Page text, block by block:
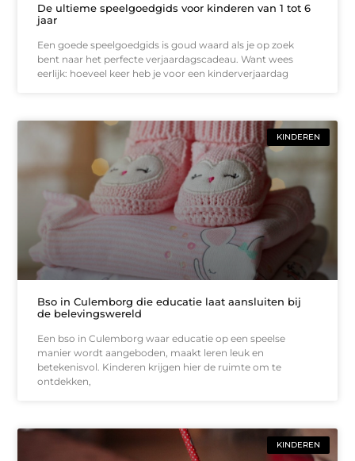
De ultieme speelgoedgids voor kinderen van 1 tot 6
jaar
Een goede speelgoedgids is goud waard als je op zoek
bent naar het perfecte verjaardagscadeau. Want wees
eerlijk: hoeveel keer heb je voor een kinderverjaardag
KINDEREN
Bso in Culemborg die educatie laat aansluiten bij
de belevingswereld
Een bso in Culemborg waar educatie op een speelse
manier wordt aangeboden, maakt leren leuk en
betekenisvol. Kinderen krijgen hier de ruimte om te
ontdekken,
KINDEREN